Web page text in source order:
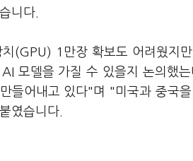
니다.
(GPU) 1만장 확보도 어려웠지
모델을 가질 수 있을지 논의했
들어내고 있다"며 "미국과 중국
였습니다.